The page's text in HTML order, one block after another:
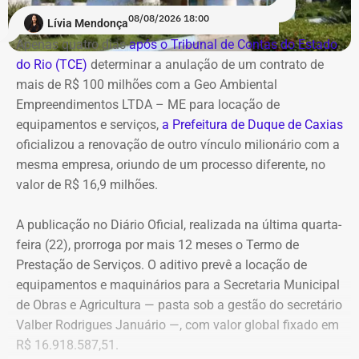
reforçou auditorias internas em parceria com o GSI e a
Casa Civil.
A empresa também destaca que não possui SUVs
blindados em sua frota própria, razão pela qual optou
pela locação dos veículos por meio de adesão à ata do
GSI.
Os veículos serão destinados exclusivamente aos
Suprimentos (DSU) e Segurança e Governança (DSG). O
contrato foi firmado com a empresa Rei dos Blindados
Locação de Veículos Ltda. e prevê a locação de quatro
SUVs zero quilômetro, com blindagem nível III-A, sem
motorista e sem fornecimento de combustível.
Cada automóvel custará R$ 8.977,78 por mês,
Lívia Mendonça08/08/2026 18:00
Apenas quatro diasapós o Tribunal de Contas do Estado
do Rio (TCE) determinar a anulação de um contrato de
mais de R$ 100 milhões com a Geo Ambiental
Empreendimentos LTDA – ME para locação de
equipamentos e serviços, a Prefeitura de Duque de Caxias
oficializou a renovação de outro vínculo milionário com a
mesma empresa, oriundo de um processo diferente, no
valor de R$ 16,9 milhões.
A publicação no Diário Oficial, realizada na última quarta-
feira (22), prorroga por mais 12 meses o Termo de
Prestação de Serviços. O aditivo prevê a locação de
equipamentos e maquinários para a Secretaria Municipal
de Obras e Agricultura — pasta sob a gestão do secretário
Valber Rodrigues Januário —, com valor global fixado em
R$ 16.918.587,51.